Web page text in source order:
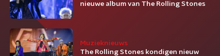
nieuwe album van The Rolling Stones
Muzieknieuws
The Rolling Stones kondigen nieuw